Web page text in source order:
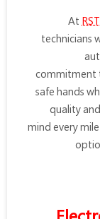
At
technicians
commitment
safe hands
quality
mind every